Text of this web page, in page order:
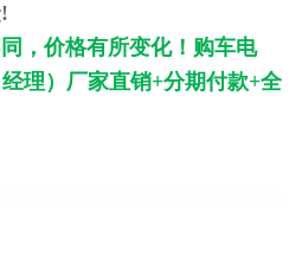
，价格有所变化！购车电
理）厂家直销+分期付款+全